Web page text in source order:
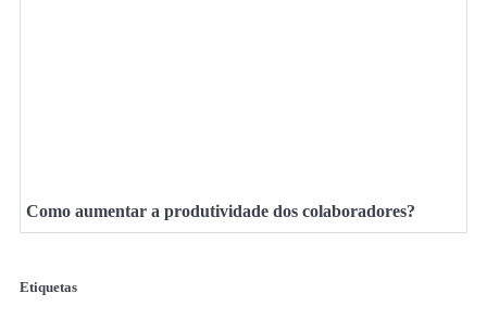
Como aumentar a produtividade dos colaboradores?
Etiquetas